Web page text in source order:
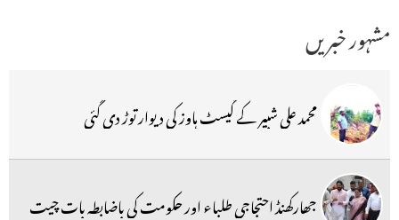
مشہور خبریں
محمد علی شبیر کے گیسٹ ہاوز کی دیوار توڑ دی گئی
جھارکھنڈ احتجاجی طلباء اور حکومت کی باضابطہ بات چیت